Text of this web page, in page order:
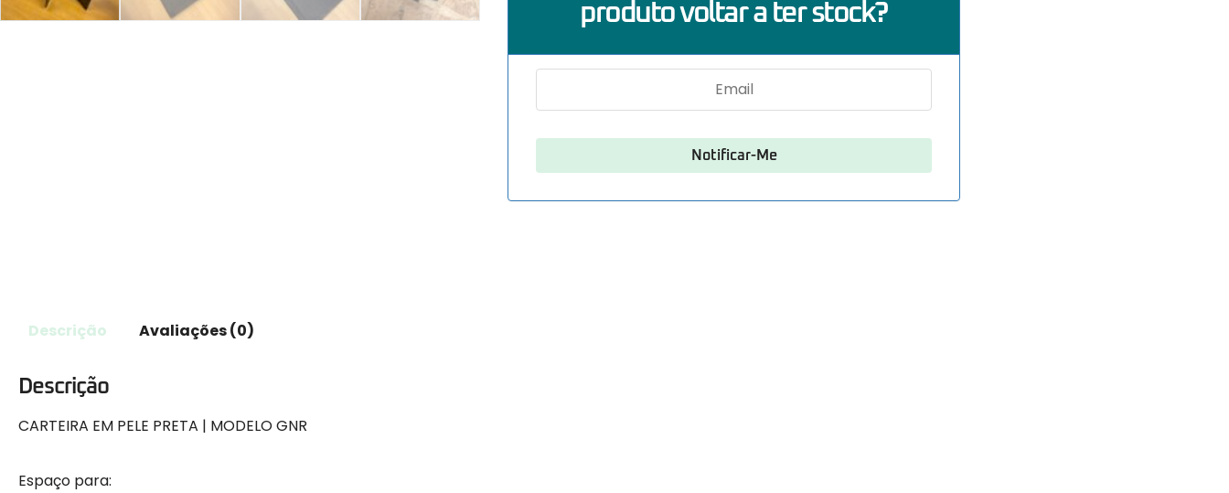
produto voltar a ter stock?
Descrição Avaliações (0)
Descrição
CARTEIRA EM PELE PRETA | MODELO GNR
Espaço para: